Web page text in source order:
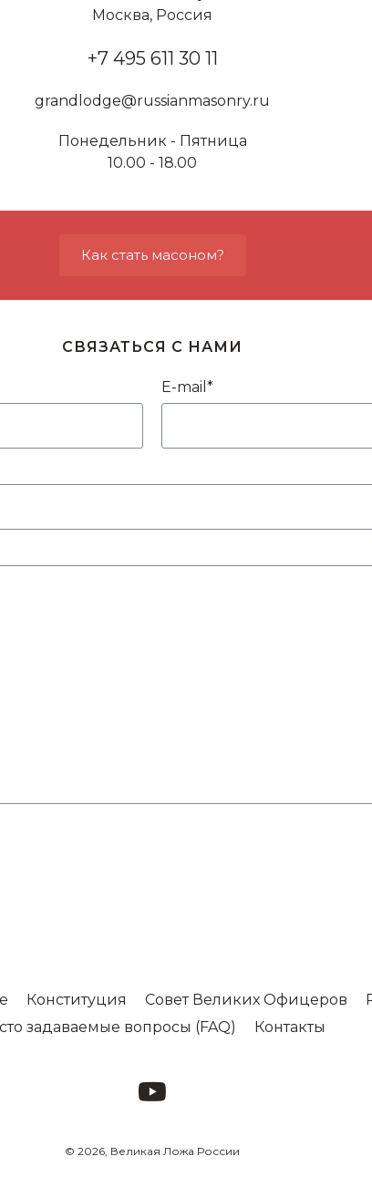
Москва, Россия
+7 495 611 30 11
grandlodge@russianmasonry.ru
Понедельник - Пятница
10.00 - 18.00
Как стать масоном?
СВЯЗАТЬСЯ С НАМИ
E-mail*
Конституция Совет Великих Офицеров
задаваемые вопросы (FAQ)
Контакты
© 2026, Великая Ложа России